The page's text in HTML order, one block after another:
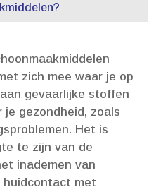
zich mee waar je op
gevaarlijke stoffen
je gezondheid, zoals
Het is
te zijn van de
inademen van
huidcontact met